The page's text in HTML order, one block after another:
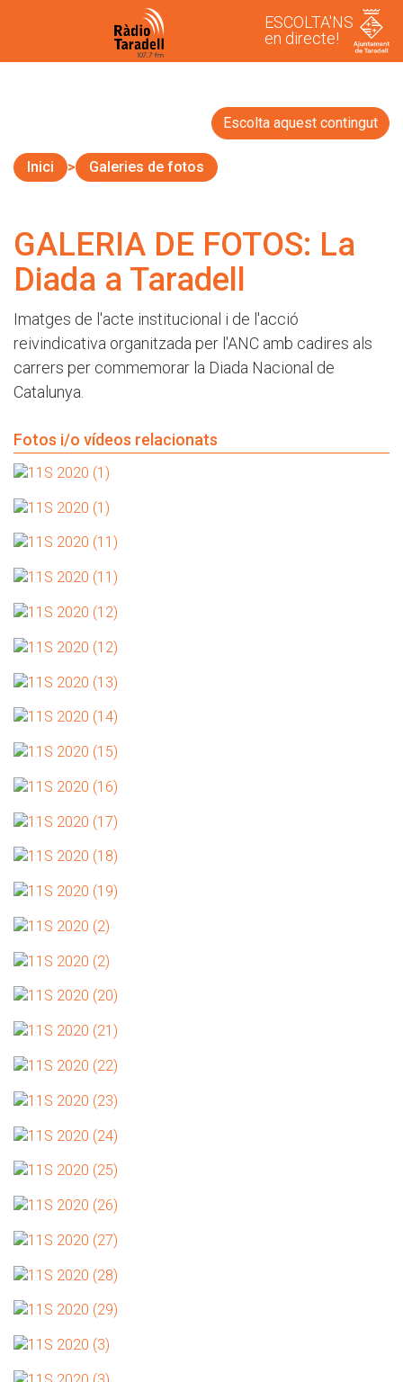
ESCOLTA'NS
en directe!
Escolta aquest contingut
Inici Galeries de fotos
GALERIA DE FOTOS: La
Diada a Taradell
Imatges de l'acte institucional i de l'acció
reivindicativa organitzada per l'ANC amb cadires als
carrers per commemorar la Diada Nacional de
Catalunya.
Fotos i/o vídeos relacionats